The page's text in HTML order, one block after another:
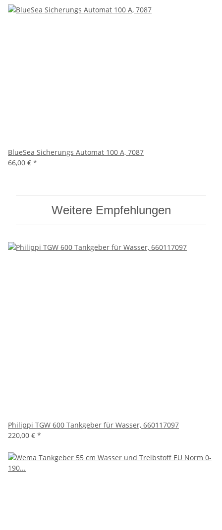
BlueSea Sicherungs Automat 100 A, 7087
66,00 € *
Weitere Empfehlungen
Philippi TGW 600 Tankgeber für Wasser, 660117097
220,00 € *